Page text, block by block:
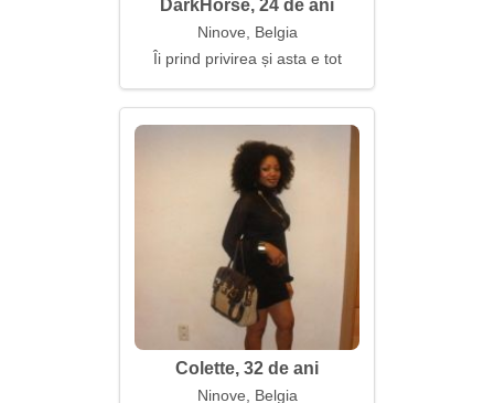
DarkHorse, 24 de ani
Ninove, Belgia
Îi prind privirea și asta e tot
Colette, 32 de ani
Ninove, Belgia